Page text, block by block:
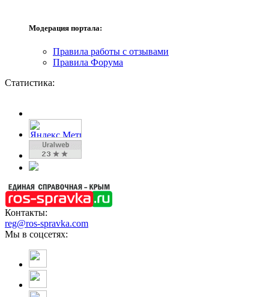
Модерация портала:
Правила работы с отзывами
Правила Форума
Статистика:
Контакты:
reg@ros-spravka.com
Мы в соцсетях: